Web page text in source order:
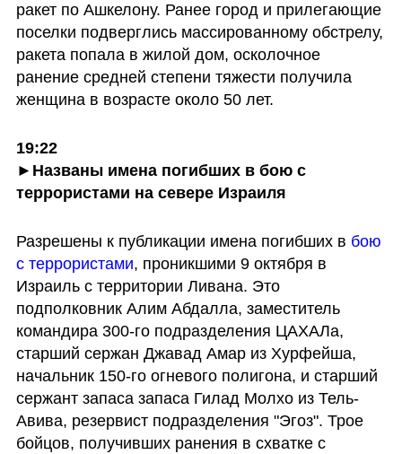
ракет по Ашкелону. Ранее город и прилегающие
поселки подверглись массированному обстрелу,
ракета попала в жилой дом, осколочное
ранение средней степени тяжести получила
женщина в возрасте около 50 лет.
19:22
►Названы имена погибших в бою с
террористами на севере Израиля
Разрешены к публикации имена погибших в бою
с террористами, проникшими 9 октября в
Израиль с территории Ливана. Это
подполковник Алим Абдалла, заместитель
командира 300-го подразделения ЦАХАЛа,
старший сержан Джавад Амар из Хурфейша,
начальник 150-го огневого полигона, и старший
сержант запаса запаса Гилад Молхо из Тель-
Авива, резервист подразделения "Эгоз". Трое
бойцов, получивших ранения в схватке с